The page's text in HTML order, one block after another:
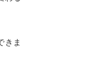
きま